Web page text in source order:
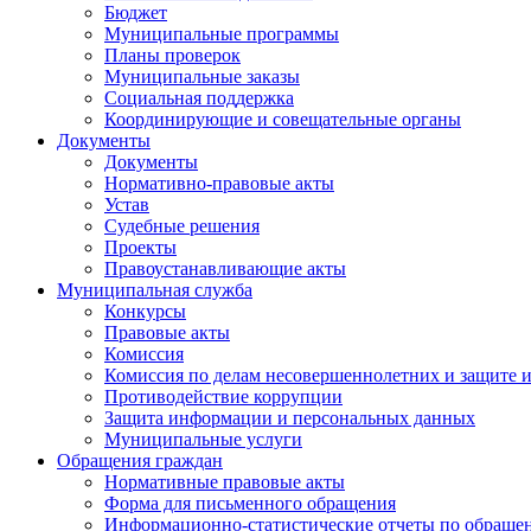
Бюджет
Муниципальные программы
Планы проверок
Муниципальные заказы
Социальная поддержка
Координирующие и совещательные органы
Документы
Документы
Нормативно-правовые акты
Устав
Судебные решения
Проекты
Правоустанавливающие акты
Муниципальная служба
Конкурсы
Правовые акты
Комиссия
Комиссия по делам несовершеннолетних и защите
Противодействие коррупции
Защита информации и персональных данных
Муниципальные услуги
Обращения граждан
Нормативные правовые акты
Форма для письменного обращения
Информационно-статистические отчеты по